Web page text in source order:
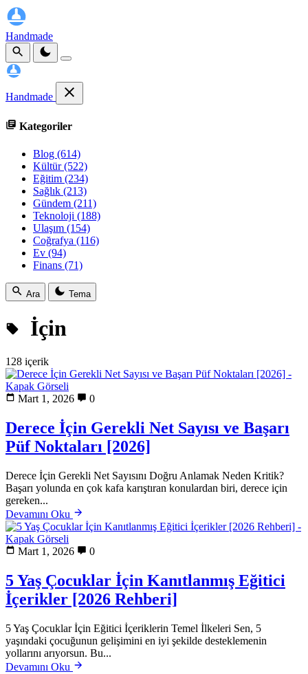
Handmade
Handmade
Kategoriler
Blog (614)
Kültür(522)
Eğitim (234)
Sağlık (213)
Gündem (211)
Teknoloji (188)
Ulaşım (154)
Coğrafya (116)
Ev (94)
Finans (71)
Ara Tema
İçin
128 içerik
Mart 1, 2026 0
Derece İçin Gerekli Net Sayısı ve Başarı
Püf Noktaları [2026]
Derece İçin Gerekli Net Sayısını Doğru Anlamak Neden Kritik?
Başarı yolunda en çok kafa karıştıran konulardan biri, derece için
gereken...
Devamını Oku
Mart 1, 2026 0
5 Yaş Çocuklar İçin Kanıtlanmış Eğitici
İçerikler [2026 Rehberi]
5 Yaş Çocuklar İçin Eğitici İçeriklerin Temel İlkeleri Sen, 5
yaşındaki çocuğunun gelişimini en iyi şekilde desteklemenin
yollarını arıyorsun. Bu...
Devamını Oku